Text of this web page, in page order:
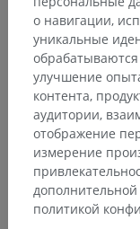
Анатомия
Анатомия
Системная
Центральная
Передний мозг
Гипоталамус
о навигации,
уникальные
улучшение
контента,
аудитории,
отображение
измерение
политикой